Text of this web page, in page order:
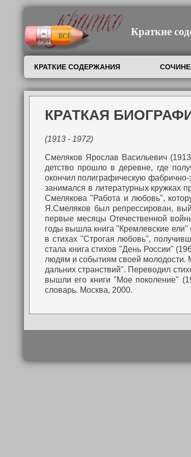
Краткие
КРАТКИЕ СОДЕРЖАНИЯ
КРАТКАЯ
(1913 - 1972)
Смеляков Ярослав Васильевич
детство прошло в деревне, где
окончил полиграфическую фабрично-
занимался в литературных кружках
Смелякова "Работа и любовь",
Я.Смеляков был репрессирован,
первые месяцы Отечественной
годы вышла книга "Кремлевские
в стихах "Строгая любовь",
стала книга стихов "День России"
людям и событиям своей молодости.
дальних странствий". Переводил
вышли его книги "Мое поколение"
словарь. Москва, 2000.